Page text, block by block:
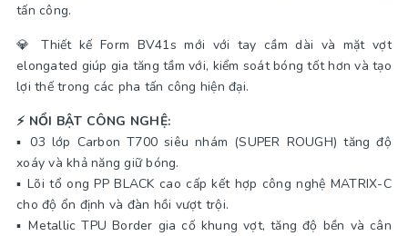
tấn công.
💎 Thiết kế Form BV41s mới với tay cầm dài và mặt vợt
elongated giúp gia tăng tầm với, kiểm soát bóng tốt hơn và tạo
lợi thế trong các pha tấn công hiện đại.
⚡ NỔI BẬT CÔNG NGHỆ:
▪️ 03 lớp Carbon T700 siêu nhám (SUPER ROUGH) tăng độ
xoáy và khả năng giữ bóng.
▪️ Lõi tổ ong PP BLACK cao cấp kết hợp công nghệ MATRIX-C
cho độ ổn định và đàn hồi vượt trội.
▪️ Metallic TPU Border gia cố khung vợt, tăng độ bền và cân